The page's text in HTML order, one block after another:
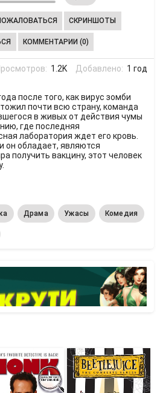
СКРИНШОТЫ
КОММЕНТАРИИ (0)
1.2K Добавлено: 1 год
после того, как вирус зомби
почти всю страну, команда
в живых от действия чумы
где последняя
лаборатория ждет его кровь.
он обладает, являются
получить вакцину, этот человек
Драма Ужасы Комедия